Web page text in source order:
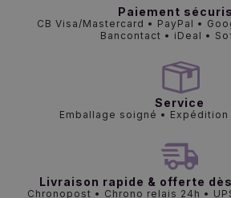
Paiement
CB Visa/Mastercard • PayPal •
Bancontact • iDeal •
Service
Emballage soigné •
Livraison rapide & offerte
Chronopost • Chrono relais 24h •